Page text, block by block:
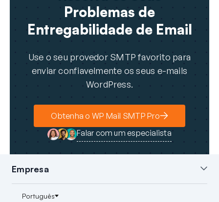
Problemas de
Entregabilidade de Email
Use o seu provedor SMTP favorito para
enviar confiavelmente os seus e-mails
WordPress.
Obtenha o WP Mail SMTP Pro
Falar com um especialista
Empresa